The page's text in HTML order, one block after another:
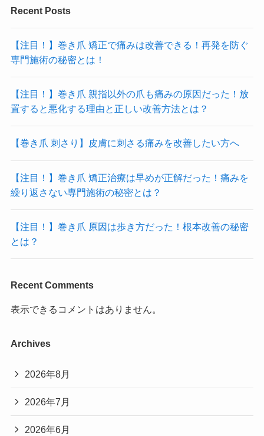
Recent Posts
【注目！】巻き爪 矯正で痛みは改善できる！再発を防ぐ
専門施術の秘密とは！
【注目！】巻き爪 親指以外の爪も痛みの原因だった！放
置すると悪化する理由と正しい改善方法とは？
【巻き爪 刺さり】皮膚に刺さる痛みを改善したい方へ
【注目！】巻き爪 矯正治療は早めが正解だった！痛みを
繰り返さない専門施術の秘密とは？
【注目！】巻き爪 原因は歩き方だった！根本改善の秘密
とは？
Recent Comments
表示できるコメントはありません。
Archives
2026年8月
2026年7月
2026年6月